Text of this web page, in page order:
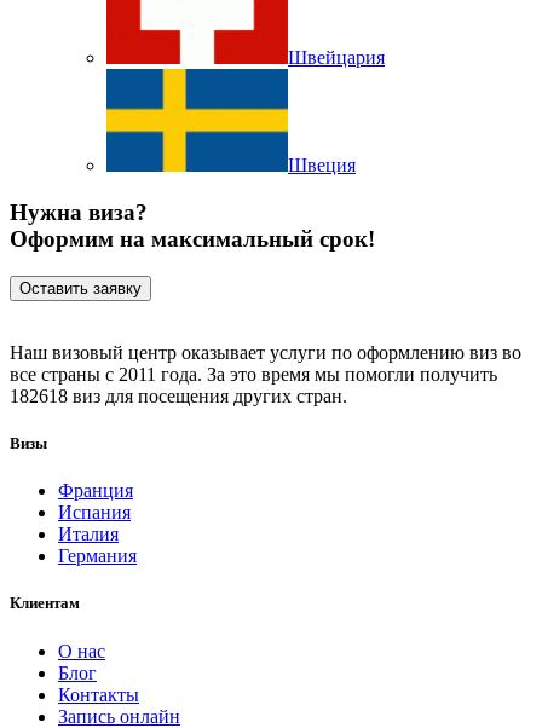
Швейцария
Швеция
Нужна виза?
Оформим на максимальный срок!
Оставить заявку
Наш визовый центр оказывает услуги по оформлению виз во
все страны с 2011 года. За это время мы помогли получить
182618 виз для посещения других стран.
Визы
Франция
Испания
Италия
Германия
Клиентам
О нас
Блог
Контакты
Запись онлайн